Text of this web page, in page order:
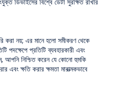
ডিভাইসের বিশ্বে ডেটা সুরক্ষিত রাখার
নয়; এর মানে হলো সমীকরণ থেকে
পদক্ষেপে প্রতিটি ব্যবহারকারী এবং
আপনি নিশ্চিত করেন যে কোনো হুমকি
এবং ক্ষতি করার ক্ষমতা মারাত্মকভাবে